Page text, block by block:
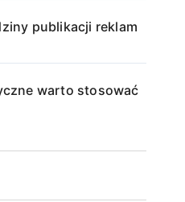
publikacji reklam
warto stosować